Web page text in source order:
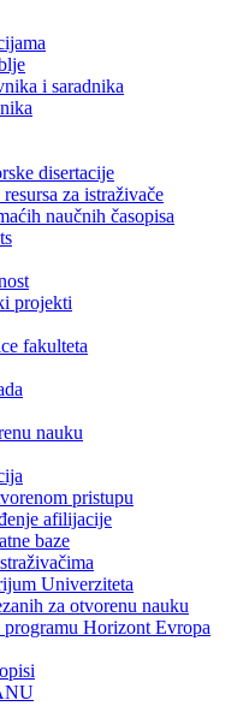
i saradnika
disertacije
za istraživače
naučnih časopisa
projekti
fakulteta
nauku
pristupu
afilijacije
baze
Univerziteta
za otvorenu nauku
Horizont Evropa